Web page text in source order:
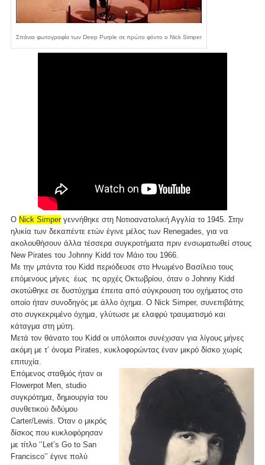
Σπάνια φωτογραφία των Deep Purple σε πρώτο φόντο ο Nick Simper
Ο Nick Simper γεννήθηκε στη Νοτιοανατολική Αγγλία το 1945. Στην
ηλικία των δεκαπέντε ετών έγινε μέλος των Renegades, για να
ακολουθήσουν άλλα τέσσερα συγκροτήματα πριν ενσωματωθεί στους
New Pirates του Johnny Kidd τον Μάιο του 1966.
Με την μπάντα του Kidd περιόδευσε στο Ηνωμένο Βασίλειο τους
επόμενους μήνες έως τις αρχές Οκτωβρίου, όταν ο Johnny Kidd
σκοτώθηκε σε δυστύχημα έπειτα από σύγκρουση του οχήματος στο
οποίο ήταν συνοδηγός με άλλο όχημα. Ο Nick Simper, συνεπιβάτης
στο συγκεκριμένο όχημα, γλύτωσε με ελαφρύ τραυματισμό και
κάταγμα στη μύτη.
Μετά τον θάνατο του Kidd οι υπόλοιποι συνέχισαν για λίγους μήνες
ακόμη με τ’ όνομα Pirates, κυκλοφορώντας έναν μικρό δίσκο χωρίς
επιτυχία.
Επόμενος σταθμός ήταν οι
Flowerpot Men, studio
συγκρότημα, δημιουργία του
συνθετικού διδύμου
Carter/Lewis. Όταν ο μικρός
δίσκος που κυκλοφόρησαν
με τίτλο ‘’Let’s Go to San
Francisco’’ έγινε πολύ